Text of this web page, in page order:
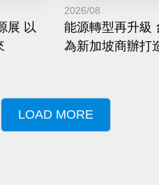
展 以
2026/08
能源轉型再升級
為新加坡商辦打
LOAD MORE